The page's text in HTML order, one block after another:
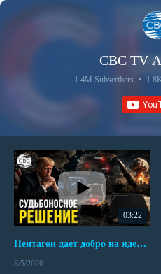
CBC TV
1.4M Subscribers •
03:22
Пентагон дает добро на ядерный удар по противникам США
8/5/2026